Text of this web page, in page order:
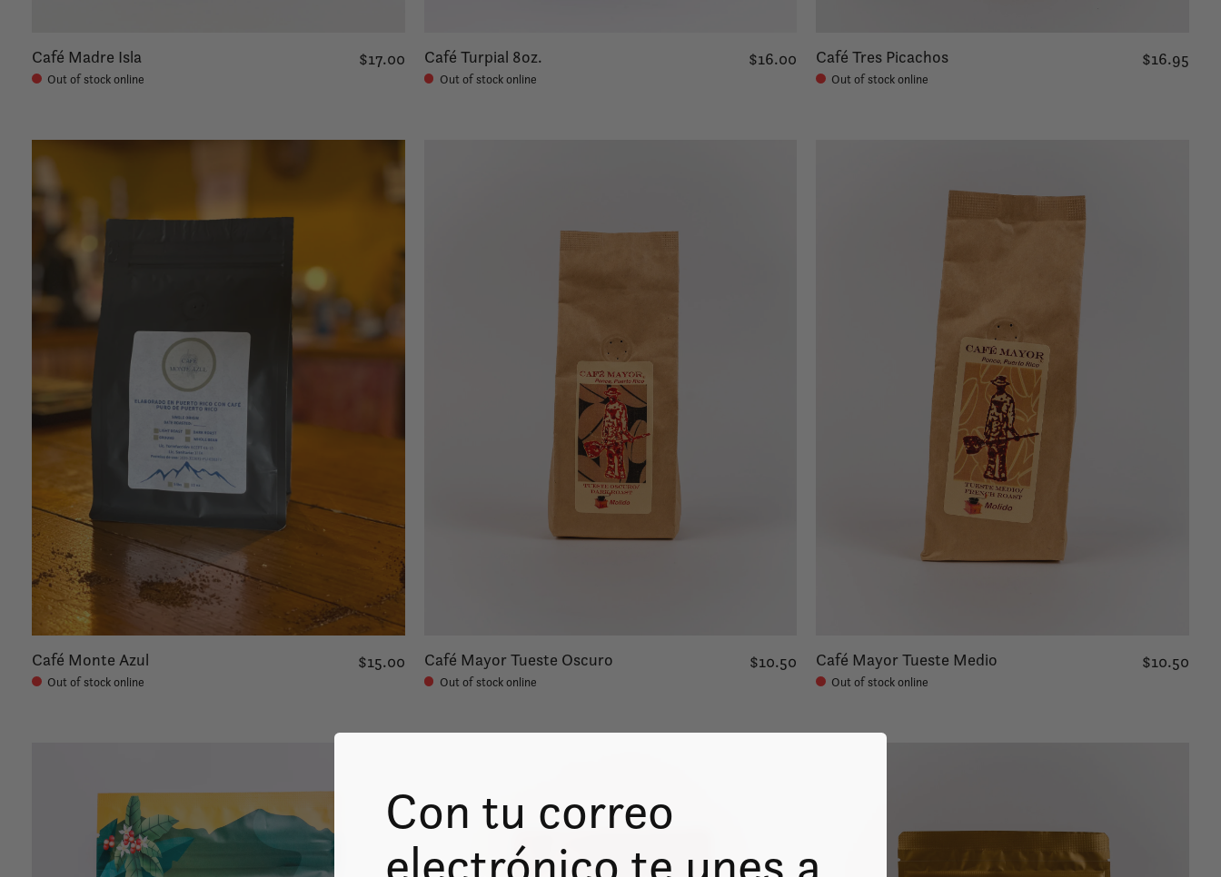
Café Madre Isla
Out of stock online
$17.00 Café Turpial 8oz.
Out of stock online
$16.00 Café Tres Picachos
Out of stock online
$16.95
Café Monte Azul
Out of stock online
$15.00 Café Mayor Tueste Oscuro
Out of stock online
$10.50 Café Mayor Tueste Medio
Out of stock online
$10.50
Con tu correo